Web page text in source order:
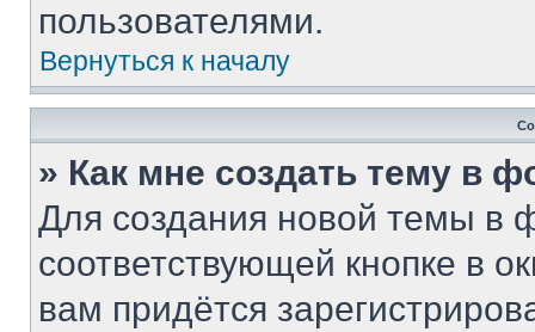
пользователями.
Вернуться к началу
» Как мне создать тему в
Для создания новой темы в
соответствующей кнопке в
вам придётся